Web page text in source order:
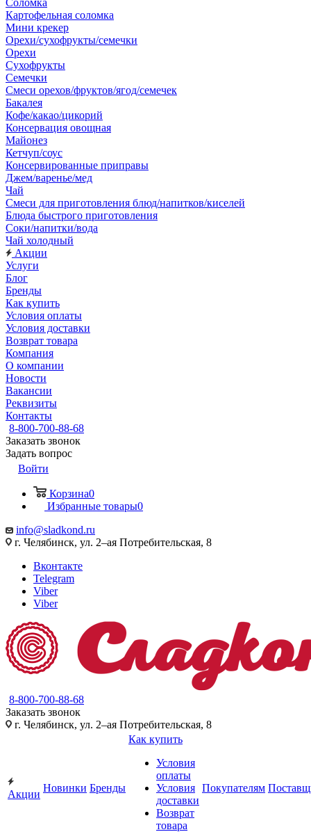
Соломка
Картофельная соломка
Мини крекер
Орехи/сухофрукты/семечки
Орехи
Сухофрукты
Семечки
Смеси орехов/фруктов/ягод/семечек
Бакалея
Кофе/какао/цикорий
Консервация овощная
Майонез
Кетчуп/соус
Консервированные приправы
Джем/варенье/мед
Чай
Смеси для приготовления блюд/напитков/киселей
Блюда быстрого приготовления
Соки/напитки/вода
Чай холодный
Акции
Услуги
Блог
Бренды
Как купить
Условия оплаты
Условия доставки
Возврат товара
Компания
О компании
Новости
Вакансии
Реквизиты
Контакты
8-800-700-88-68
Заказать звонок
Задать вопрос
Войти
Корзина0
Избранные товары0
info@sladkond.ru
г. Челябинск, ул. 2–ая Потребительская, 8
Вконтакте
Telegram
Viber
Viber
8-800-700-88-68
Заказать звонок
г. Челябинск, ул. 2–ая Потребительская, 8
Акции
Новинки Бренды
Как купить
Условия
оплаты
Условия
доставки
Возврат
товара
Покупателям